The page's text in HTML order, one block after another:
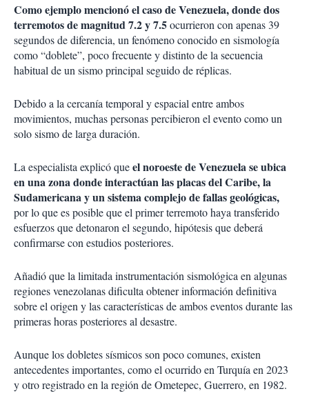
Como ejemplo mencionó el caso de Venezuela, donde dos
terremotos de magnitud 7.2 y 7.5ocurrieron con apenas 39
segundos de diferencia, un fenómeno conocido en sismología
como “doblete”, poco frecuente y distinto de la secuencia
habitual de un sismo principal seguido de réplicas.
Debido a la cercanía temporal y espacial entre ambos
movimientos, muchas personas percibieron el evento como un
solo sismo de larga duración.
La especialista explicó queel noroeste de Venezuela se ubica
en una zona donde interactúan las placas del Caribe, la
Sudamericana y un sistema complejo de fallas geológicas,
por lo que es posible que el primer terremoto haya transferido
esfuerzos que detonaron el segundo, hipótesis que deberá
confirmarse con estudios posteriores.
Añadió que la limitada instrumentación sismológica en algunas
regiones venezolanas dificulta obtener información definitiva
sobre el origen y las características de ambos eventos durante las
primeras horas posteriores al desastre.
Aunque los dobletes sísmicos son poco comunes, existen
antecedentes importantes, como el ocurrido en Turquía en 2023
y otro registrado en la región de Ometepec, Guerrero, en 1982.